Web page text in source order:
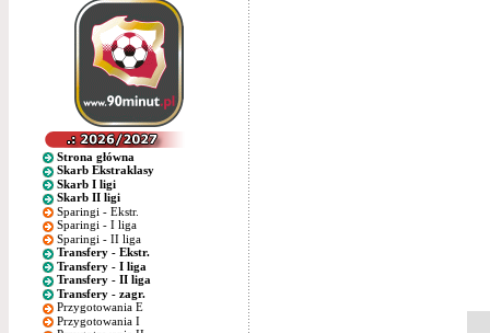
Strona główna
Skarb Ekstraklasy
Skarb I ligi
Skarb II ligi
Sparingi - Ekstr.
Sparingi - I liga
Sparingi - II liga
Transfery - Ekstr.
Transfery - I liga
Transfery - II liga
Transfery - zagr.
Przygotowania E
Przygotowania I